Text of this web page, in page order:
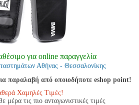
για online παραγγελία
Αθήνας - Θεσσαλονίκης
παραλαβή από οποιοδήποτε eshop point!
Χαμηλές Τιμές!
μέρα τις πιο ανταγωνιστικές τιμές